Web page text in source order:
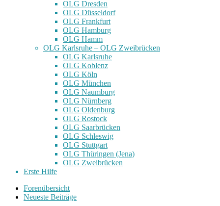
OLG Dresden
OLG Düsseldorf
OLG Frankfurt
OLG Hamburg
OLG Hamm
OLG Karlsruhe – OLG Zweibrücken
OLG Karlsruhe
OLG Koblenz
OLG Köln
OLG München
OLG Naumburg
OLG Nürnberg
OLG Oldenburg
OLG Rostock
OLG Saarbrücken
OLG Schleswig
OLG Stuttgart
OLG Thüringen (Jena)
OLG Zweibrücken
Erste Hilfe
Forenübersicht
Neueste Beiträge